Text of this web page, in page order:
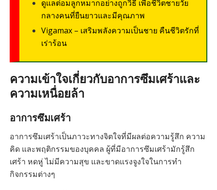
ดูแลต่อมลูกหมากอย่างถูกวิธี เพื่อชีวิตชายวัย
กลางคนที่ยืนยาวและมีคุณภาพ
Vigamax – เสริมพลังความเป็นชาย คืนชีวิตรักที่
เร่าร้อน
ความเข้าใจเกี่ยวกับอาการซึมเศร้าและ
ความเหนื่อยล้า
อาการซึมเศร้า
อาการซึมเศร้าเป็นภาวะทางจิตใจที่มีผลต่อความรู้สึก ความ
คิด และพฤติกรรมของบุคคล ผู้ที่มีอาการซึมเศร้ามักรู้สึก
เศร้า หดหู่ ไม่มีความสุข และขาดแรงจูงใจในการทำ
กิจกรรมต่างๆ